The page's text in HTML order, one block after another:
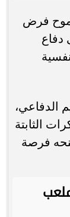
فرض
دفاع
الدفاعي،
الثابتة
فرصة